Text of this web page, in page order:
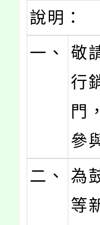
說明：
一、
敬
行
門
參
二、
為
等